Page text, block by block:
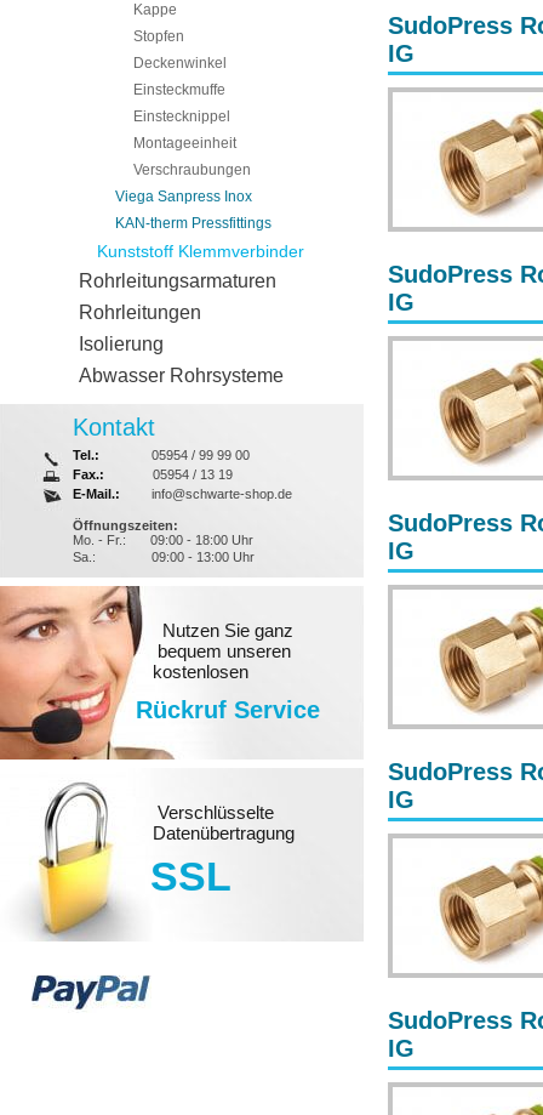
SudoPress
IG
SudoPress
IG
SudoPress
IG
SudoPress
IG
SudoPress
IG
Kappe
Stopfen
Deckenwinkel
Einsteckmuffe
Einstecknippel
Montageeinheit
Verschraubungen
Viega Sanpress Inox
KAN-therm Pressfittings
Kunststoff Klemmverbinder
Rohrleitungsarmaturen
Rohrleitungen
Isolierung
Abwasser Rohrsysteme
Kontakt
Tel.:
05954 / 99 99 00
Fax.:
05954 / 13 19
E-Mail.:
info@schwarte-shop.de
Öffnungszeiten:
Mo. - Fr.:
09:00 - 18:00 Uhr
Sa.:
09:00 - 13:00 Uhr
Nutzen Sie ganz
bequem unseren
kostenlosen
Rückruf Service
Verschlüsselte
Datenübertragung
SSL